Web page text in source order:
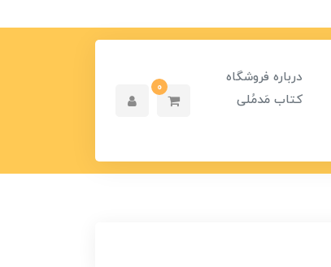
درباره فروشگاه
کتاب مَدمُلی
0